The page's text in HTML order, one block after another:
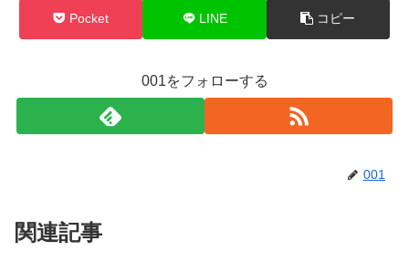
Pocket LINE コピー
001をフォローする
001
関連記事